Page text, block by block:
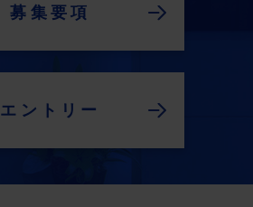
募集要項
エントリー